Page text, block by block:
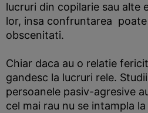
lucruri din copilarie sau alte
lor, insa confruntarea
obscenitati.
Chiar daca au o relatie
gandesc la lucruri rele.
persoanele pasiv-agresive
cel mai rau nu se intampla